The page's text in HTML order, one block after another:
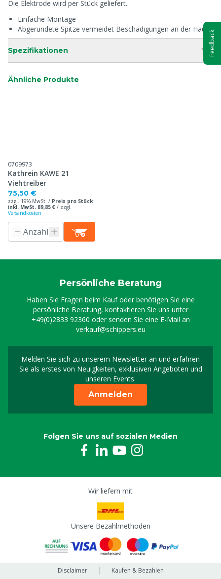
Die Elektrode wird per Stück geliefert.
Einfache Montage
Abgerundete Spitze vermeidet Beschädigungen an der Haut
Spezifikationen
Ähnliche Produkte
0709973
Kathrein KAWE 21
Viehtreiber
75,50 €
zzgl. 19% MwSt. / Preis pro Stück
inkl. MwSt. 89,85 € / zzgl.
Versandkosten
Persönliche Beratung
Haben Sie Fragen beim Kauf oder benötigen Sie eine
persönliche Beratung, kontaktieren Sie uns unter
+49(0)2833 92360 oder senden Sie eine E-Mail an
verkauf@schippers.eu
Melden Sie sich zu unserem Newsletter an und erfahren
Sie als erstes von Neuigkeiten, exklusiven Angeboten und
unseren Events.
Melden Sie sich für
Anmelden
Folgen Sie uns auf sozialen Medien
Wir liefern mit
Unsere Bezahlmethoden
Disclaimer
Kaufen & Bezahlen
Feedback